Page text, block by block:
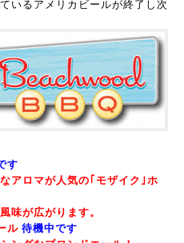
いるアメリカビールが終了し次
す
アロマが人気の｢モザイク｣ホ
味が広がります。
ル 待機中です